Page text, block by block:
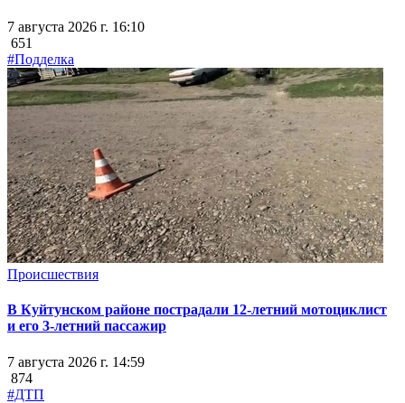
7 августа 2026 г. 16:10
651
#Подделка
Происшествия
В Куйтунском районе пострадали 12-летний мотоциклист
и его 3-летний пассажир
7 августа 2026 г. 14:59
874
#ДТП